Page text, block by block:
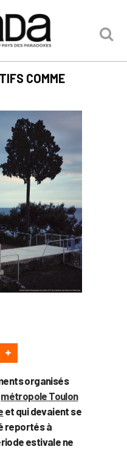
COMME
organisés
métropole Toulon
et qui devaient se
reportés à
estivale ne